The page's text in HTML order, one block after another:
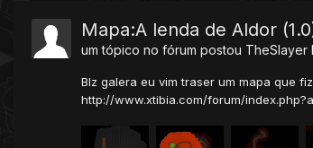
Mapa:A lenda de Aldor
um tópico no fórum postou TheSlayer
Blz galera eu vim traser um mapa que
http://www.xtibia.com/forum/